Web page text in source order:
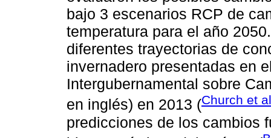
bajo 3 escenarios RCP de
temperatura para el año
diferentes trayectorias de
invernadero presentadas en
Intergubernamental sobre
en inglés) en 2013 (Church et
predicciones de los cambios